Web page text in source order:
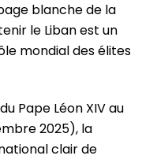
blanche de la
le Liban est un
mondial des élites
Pape Léon XIV au
2025), la
clair de